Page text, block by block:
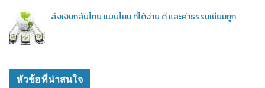
ส่งเงินกลับไทย แบบไหน ที่ได้ง่าย ดี และค่าธรรมเนียมถูก
หัวข้อที่น่าสนใจ